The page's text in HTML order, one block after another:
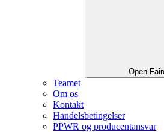
Open
Teamet
Om os
Kontakt
Handelsbetingelser
PPWR og producentansvar